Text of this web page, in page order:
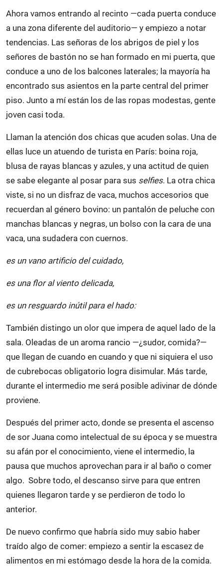
Ahora vamos entrando al recinto —cada puerta conduce
a una zona diferente del auditorio— y empiezo a notar
tendencias. Las señoras de los abrigos de piel y los
señores de bastón no se han formado en mi puerta, que
conduce a uno de los balcones laterales; la mayoría ha
encontrado sus asientos en la parte central del primer
piso. Junto a mí están los de las ropas modestas, gente
joven casi toda.
Llaman la atención dos chicas que acuden solas. Una de
ellas luce un atuendo de turista en París: boina roja,
blusa de rayas blancas y azules, y una actitud de quien
se sabe elegante al posar para sus selfies. La otra chica
viste, si no un disfraz de vaca, muchos accesorios que
recuerdan al género bovino: un pantalón de peluche con
manchas blancas y negras, un bolso con la cara de una
vaca, una sudadera con cuernos.
es un vano artificio del cuidado,
es una flor al viento delicada,
es un resguardo inútil para el hado:
También distingo un olor que impera de aquel lado de la
sala. Oleadas de un aroma rancio —¿sudor, comida?—
que llegan de cuando en cuando y que ni siquiera el uso
de cubrebocas obligatorio logra disimular. Más tarde,
durante el intermedio me será posible adivinar de dónde
proviene.
Después del primer acto, donde se presenta el ascenso
de sor Juana como intelectual de su época y se muestra
su afán por el conocimiento, viene el intermedio, la
pausa que muchos aprovechan para ir al baño o comer
algo. Sobre todo, el descanso sirve para que entren
quienes llegaron tarde y se perdieron de todo lo
anterior.
De nuevo confirmo que habría sido muy sabio haber
traído algo de comer: empiezo a sentir la escasez de
alimentos en mi estómago desde la hora de la comida.